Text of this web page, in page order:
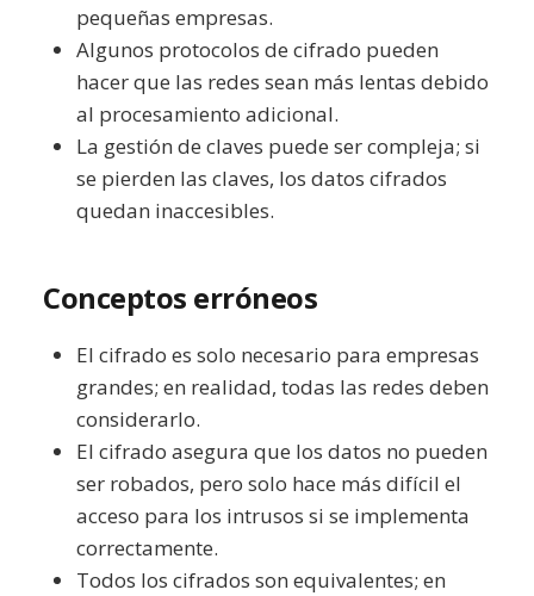
pequeñas empresas.
Algunos protocolos de cifrado pueden
hacer que las redes sean más lentas debido
al procesamiento adicional.
La gestión de claves puede ser compleja; si
se pierden las claves, los datos cifrados
quedan inaccesibles.
Conceptos erróneos
El cifrado es solo necesario para empresas
grandes; en realidad, todas las redes deben
considerarlo.
El cifrado asegura que los datos no pueden
ser robados, pero solo hace más difícil el
acceso para los intrusos si se implementa
correctamente.
Todos los cifrados son equivalentes; en